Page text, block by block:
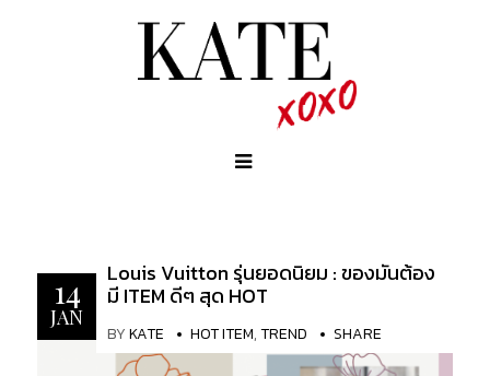
14
JAN
Louis Vuitton รุ่นยอดนิยม : ของมันต้อง
มี ITEM ดีๆ สุด HOT
BYKATE HOT ITEM,TREND SHARE